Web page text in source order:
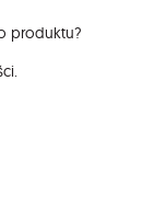
produktu?